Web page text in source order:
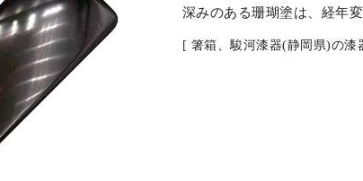
深みのある珊瑚塗は、経年
[ 箸箱、駿河漆器(静岡県)の漆